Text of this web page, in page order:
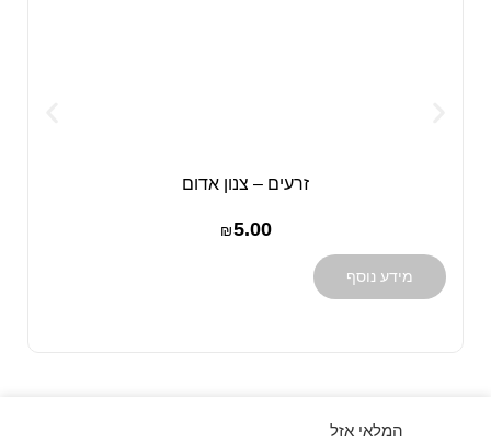
זרעים – צנון אדום
₪5.00
מידע נוסף
המלאי אזל